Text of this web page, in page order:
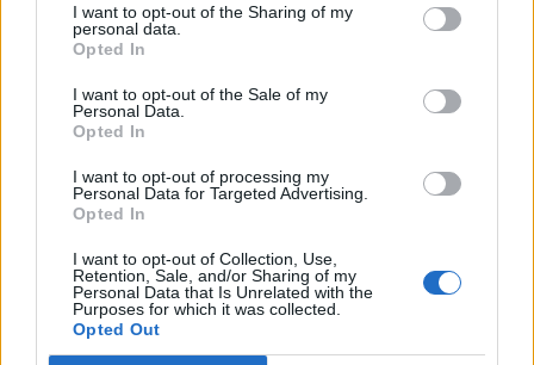
I want to opt-out of the Sharing of my
personal data.
Opted In
I want to opt-out of the Sale of my
Personal Data.
Opted In
I want to opt-out of processing my
Personal Data for Targeted Advertising.
Opted In
I want to opt-out of Collection, Use,
Retention, Sale, and/or Sharing of my
Personal Data that Is Unrelated with the
Purposes for which it was collected.
Opted Out
hitelkiáramlási folyamatok a lazítás
megalapozottságát egyes elemzők szerint erősen
A rövid lejáratú román bankközi betéti kamatok múlt
betéti tender nyomán, mely jelentősen csökkentette
(elszívta) a likviditást a piacon. A hónap végén egyébként
adófizetések hatására, így az e heti betéti tendert már
lefújta a jegybank. Ez azonban már nem segített...